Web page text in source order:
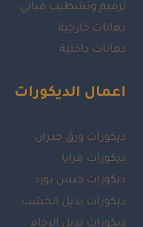
ترميم وتشطيب مباني
دهانات خارجية
دهانات داخلية
اعمال الديكورات
ديكورات ورق جدران
ديكورات مرايا
ديكورات جبس بورد
ديكورات بديل الخشب
ديكورات بديل الرخام